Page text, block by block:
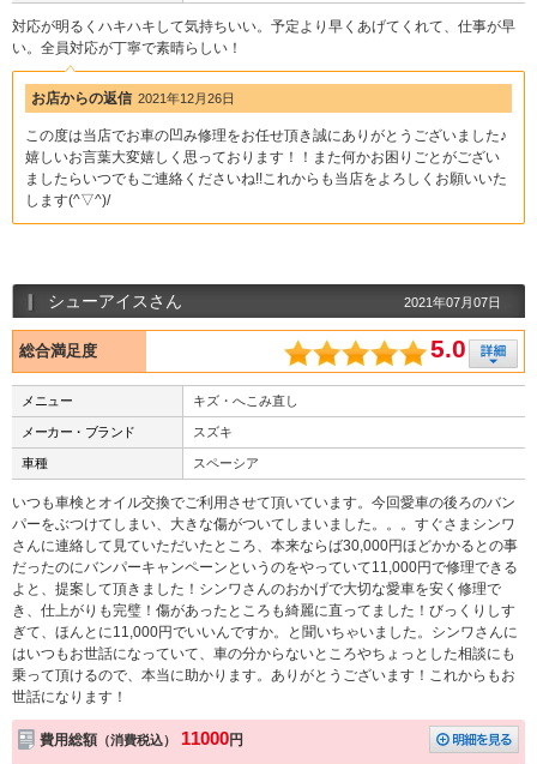
対応が明るくハキハキして気持ちいい。予定より早くあげてくれて、仕事が早
い。全員対応が丁寧で素晴らしい！
お店からの返信 2021年12月26日
この度は当店でお車の凹み修理をお任せ頂き誠にありがとうございました♪
嬉しいお言葉大変嬉しく思っております！！また何かお困りごとがござい
ましたらいつでもご連絡くださいね!!これからも当店をよろしくお願いいた
します(^▽^)/
シューアイスさん 2021年07月07日
総合満足度 5.0
メニュー キズ・へこみ直し
メーカー・ブランド スズキ
車種 スペーシア
いつも車検とオイル交換でご利用させて頂いています。今回愛車の後ろのバン
パーをぶつけてしまい、大きな傷がついてしまいました。。。すぐさまシンワ
さんに連絡して見ていただいたところ、本来ならば30,000円ほどかかるとの事
だったのにバンパーキャンペーンというのをやっていて11,000円で修理できる
よと、提案して頂きました！シンワさんのおかげで大切な愛車を安く修理で
き、仕上がりも完璧！傷があったところも綺麗に直ってました！びっくりしす
ぎて、ほんとに11,000円でいいんですか。と聞いちゃいました。シンワさんに
はいつもお世話になっていて、車の分からないところやちょっとした相談にも
乗って頂けるので、本当に助かります。ありがとうございます！これからもお
世話になります！
費用総額 （消費税込） 11000円